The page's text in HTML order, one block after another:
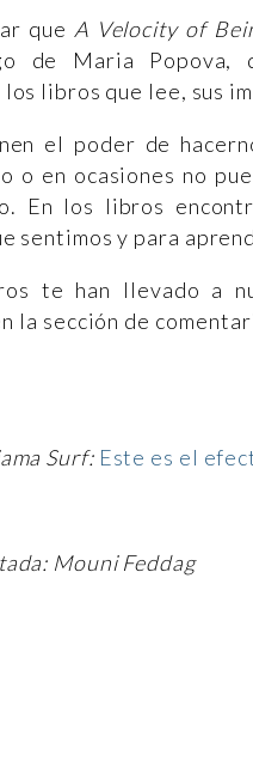
que A Velocity of
de Maria Popova,
los libros que lee, sus
el poder de
o en ocasiones no
En los libros
sentimos y para
te han llevado a
la sección de
Surf: Este es el
Mouni Feddag